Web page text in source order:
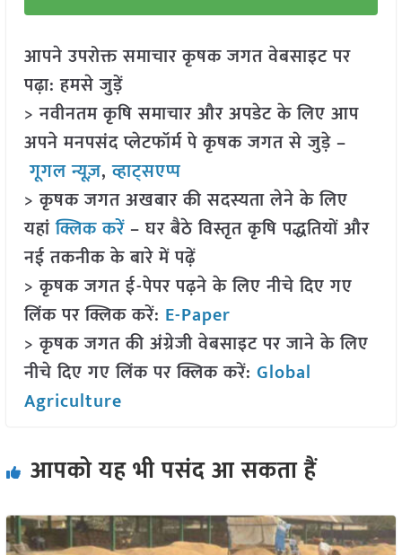
आपने उपरोक्त समाचार कृषक जगत वेबसाइट पर
पढ़ा: हमसे जुड़ें
> नवीनतम कृषि समाचार और अपडेट के लिए आप
अपने मनपसंद प्लेटफॉर्म पे कृषक जगत से जुड़े –
गूगल न्यूज़,व्हाट्सएप्प
> कृषक जगत अखबार की सदस्यता लेने के लिए
यहांक्लिक करें– घर बैठे विस्तृत कृषि पद्धतियों और
नई तकनीक के बारे में पढ़ें
> कृषक जगत ई-पेपर पढ़ने के लिए नीचे दिए गए
लिंक पर क्लिक करें: E-Paper
> कृषक जगत की अंग्रेजी वेबसाइट पर जाने के लिए
नीचे दिए गए लिंक पर क्लिक करें: Global
Agriculture
आपको यह भी पसंद आ सकता हैं